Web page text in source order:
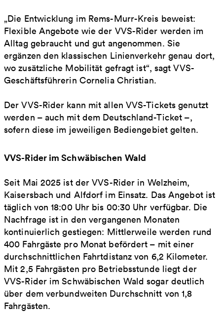
„Die Entwicklung im Rems-Murr-Kreis beweist:
Flexible Angebote wie der VVS-Rider werden im
Alltag gebraucht und gut angenommen. Sie
ergänzen den klassischen Linienverkehr genau dort,
wo zusätzliche Mobilität gefragt ist“, sagt VVS-
Geschäftsführerin Cornelia Christian.
Der VVS-Rider kann mit allen VVS-Tickets genutzt
werden – auch mit dem Deutschland-Ticket –,
sofern diese im jeweiligen Bediengebiet gelten.
VVS-Rider im Schwäbischen Wald
Seit Mai 2025 ist der VVS-Rider in Welzheim,
Kaisersbach und Alfdorf im Einsatz. Das Angebot ist
täglich von 18:00 Uhr bis 00:30 Uhr verfügbar. Die
Nachfrage ist in den vergangenen Monaten
kontinuierlich gestiegen: Mittlerweile werden rund
400 Fahrgäste pro Monat befördert – mit einer
durchschnittlichen Fahrtdistanz von 6,2 Kilometer.
Mit 2,5 Fahrgästen pro Betriebsstunde liegt der
VVS-Rider im Schwäbischen Wald sogar deutlich
über dem verbundweiten Durchschnitt von 1,8
Fahrgästen.